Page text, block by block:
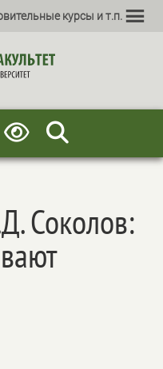
курсы и т.п.
Соколов: